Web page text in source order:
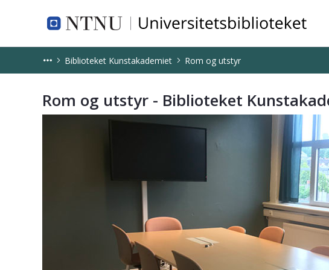
NTNU Universitetsbiblioteket
Biblioteket Kunstakademiet Rom og utstyr
Rom og utstyr - Biblioteket Kunstakademiet
Rom og utstyr - Biblioteket